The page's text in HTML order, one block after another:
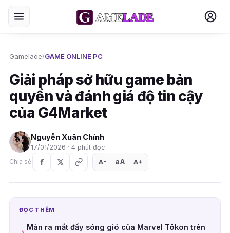
Gamelade/GAME ONLINE PC
Giải pháp sở hữu game bản
quyền và đánh giá độ tin cậy
của G4Market
Nguyễn Xuân Chính
17/01/2026 · 4 phút đọc
Chia sẻ
A− aA A+
ĐỌC THÊM
Màn ra mắt đầy sóng gió của Marvel Tōkon trên